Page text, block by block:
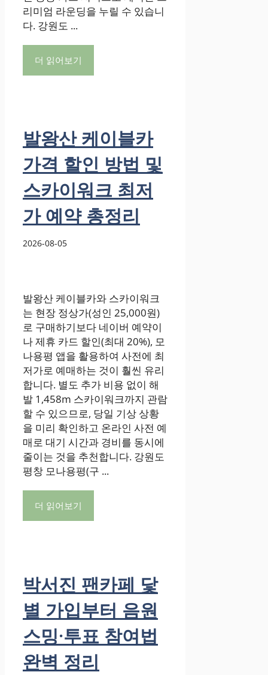
리미엄 라운딩을 누릴 수 있습니
다. 강원도 ...
더 읽어보기
발왕산 케이블카
가격 할인 방법 및
스카이워크 최저
가 예약 총정리
2026-08-05
발왕산 케이블카와 스카이워크
는 현장 정상가(성인 25,000원)
로 구매하기보다 네이버 예약이
나 제휴 카드 할인(최대 20%), 모
나용평 앱을 활용하여 사전에 최
저가로 예매하는 것이 훨씬 유리
합니다. 별도 추가 비용 없이 해
발 1,458m 스카이워크까지 관람
할 수 있으므로, 당일 기상 상황
을 미리 확인하고 온라인 사전 예
매로 대기 시간과 경비를 동시에
줄이는 것을 추천합니다. 강원도
평창 모나용평(구 ...
더 읽어보기
박서진 팬카페 닻
별 가입부터 음원
스밍·투표 참여법
완벽 정리